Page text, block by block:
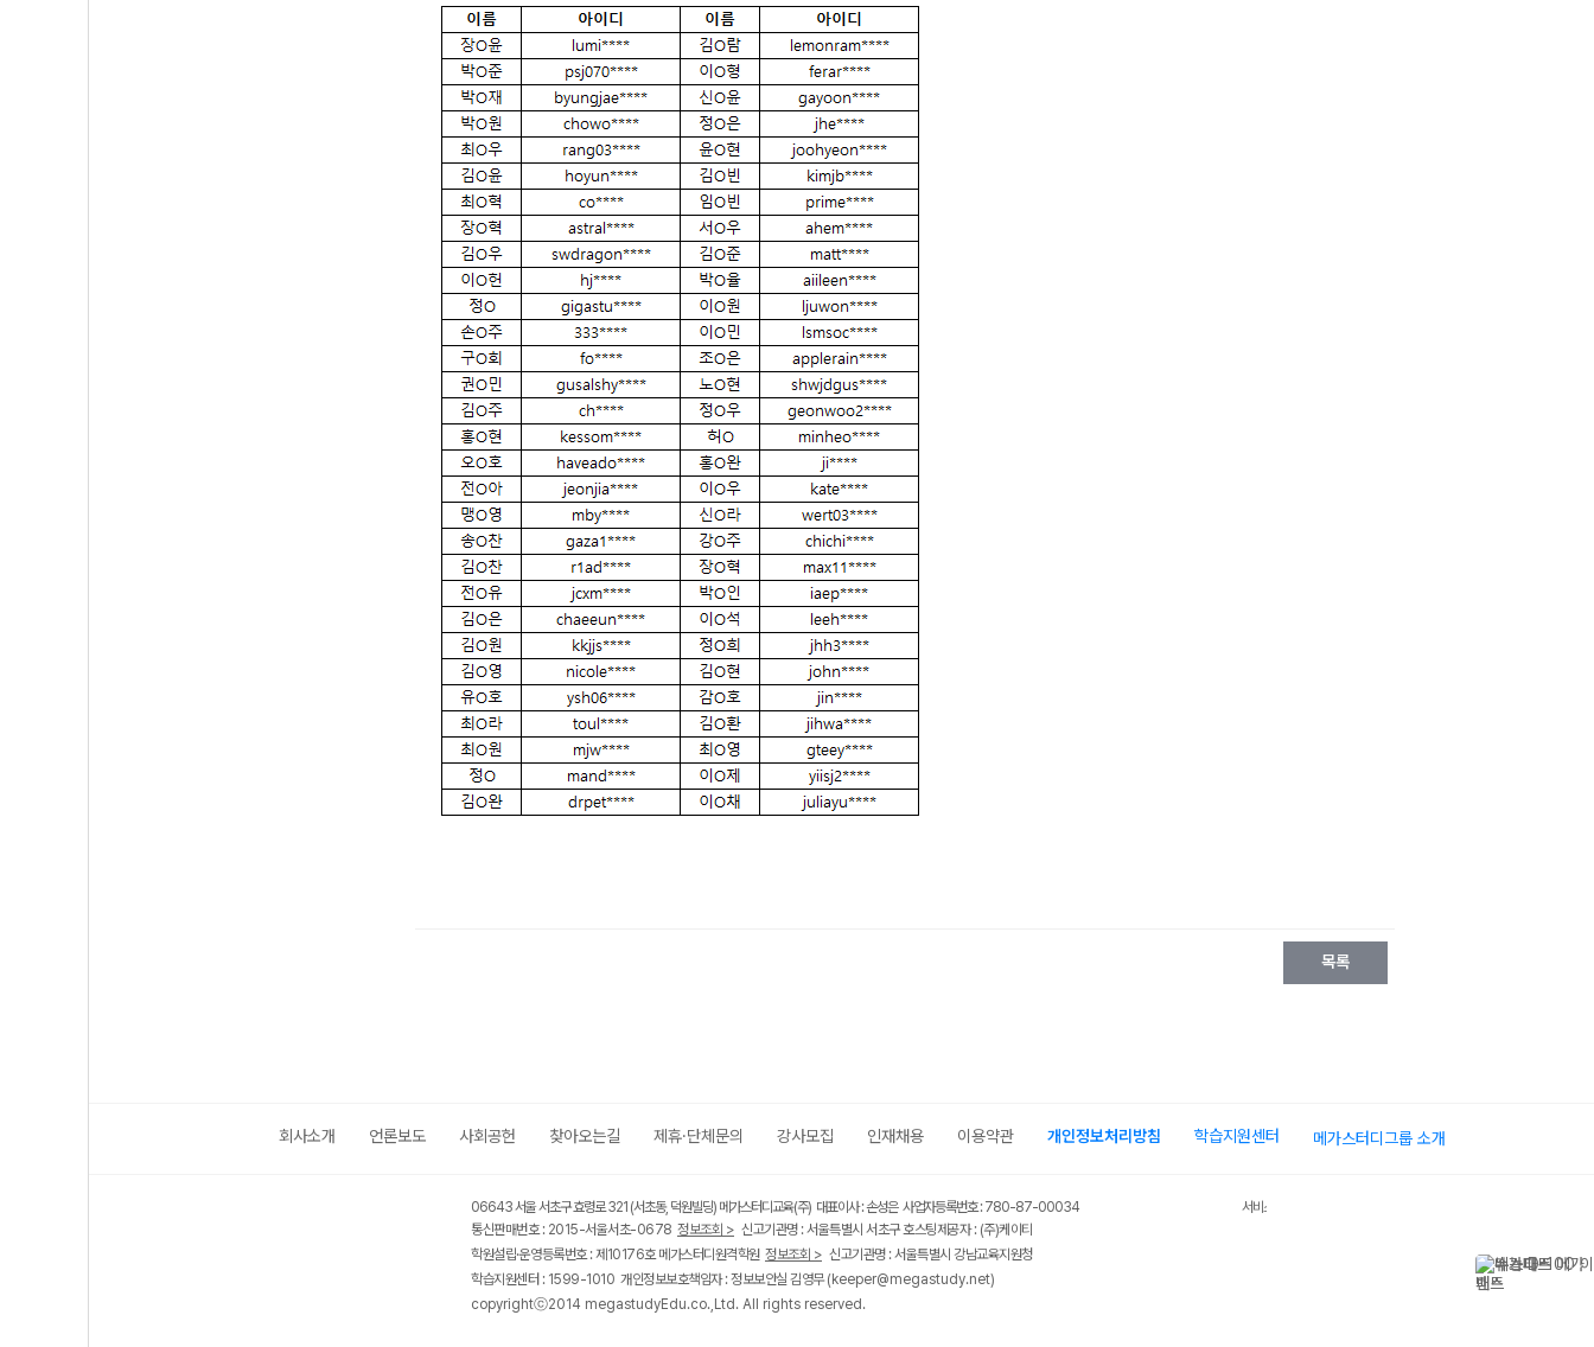
목록
회사소개 언론보도 사회공헌 찾아오는길 제휴·단체문의 강사모집 인재채용 이용약관 개인정보처리방침 학습지원센터 메가스터디그룹 소개
06643 서울 서초구 효령로 321 (서초동, 덕원빌딩) 메가스터디교육(주) 대표이사 : 손성은 사업자등록번호 : 780-87-00034
통신판매번호 : 2015-서울서초-0678 정보조회 > 신고기관명 : 서울특별시 서초구 호스팅제공자 : (주)케이티
학원설립·운영등록번호 : 제10176호 메가스터디원격학원 정보조회 > 신고기관명 : 서울특별시 강남교육지원청
학습지원센터 : 1599-1010 개인정보보호책임자 : 정보보안실 김영무(keeper@megastudy.net)
copyrightⓒ2014 megastudyEdu.co.,Ltd. All rights reserved.
서비스 가입사실 확인